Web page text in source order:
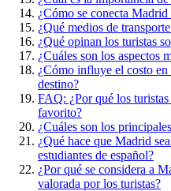
¿Cómo se conecta
¿Qué medios de
¿Qué opinan los turistas
¿Cuáles son los aspectos
¿Cómo influye el costo
destino?
FAQ: ¿Por qué los
favorito?
¿Cuáles son los
¿Qué hace que Madrid
estudiantes de español?
¿Por qué se considera a
valorada por los turistas?